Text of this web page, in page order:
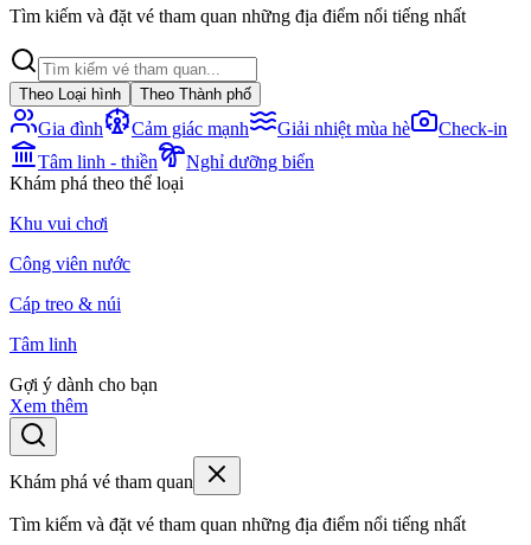
Tìm kiếm và đặt vé tham quan những địa điểm nổi tiếng nhất
Theo Loại hình Theo Thành phố
Gia đình Cảm giác mạnh Giải nhiệt mùa hè
Check-in
Tâm linh - thiền
Nghỉ dưỡng biển
Khám phá theo thể loại
Khu vui chơi
Công viên nước
Cáp treo & núi
Tâm linh
Gợi ý dành cho bạn
Xem thêm
Khám phá vé tham quan
Tìm kiếm và đặt vé tham quan những địa điểm nổi tiếng nhất